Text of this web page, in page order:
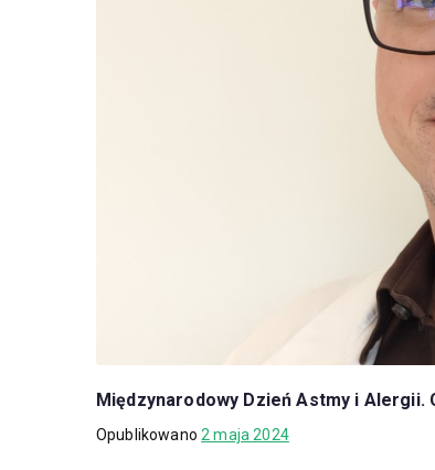
Międzynarodowy Dzień Astmy i
Opublikowano2 maja 2024